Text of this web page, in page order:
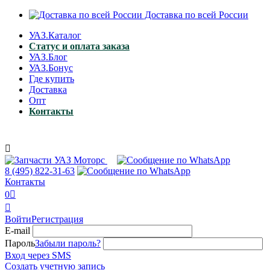
Доставка по всей России
УАЗ.Каталог
Статус и оплата заказа
УАЗ.Блог
УАЗ.Бонус
Где купить
Доставка
Опт
Контакты

8 (495) 822-31-63
Контакты
0

ВойтиРегистрация
E-mail
ПарольЗабыли пароль?
Вход через SMS
Создать учетную запись